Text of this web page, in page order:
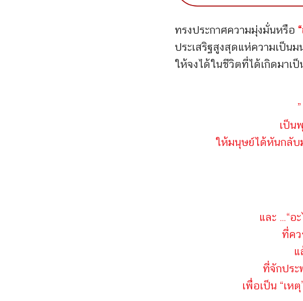
ทรงประกาศความมุ่งมั่นหรือ
ประเสริฐสูงสุดแห่ความเป็นม
ให้จงได้ในชีวิตที่ได้เกิดมาเ
เป็น
ให้มนุษย์ได้หันกลับ
และ …“อ
ที่คว
แ
ที่จักปร
เพื่อเป็น “เห